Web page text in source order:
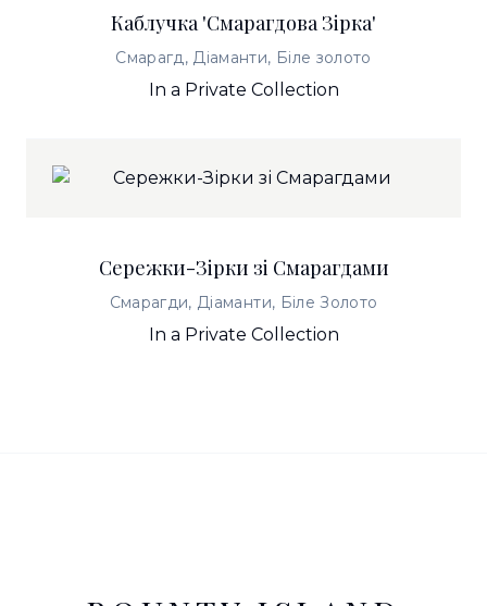
Каблучка 'Смарагдова Зірка'
Смарагд, Діаманти, Біле золото
In a Private Collection
Сережки-Зірки зі Смарагдами
Смарагди, Діаманти, Біле Золото
In a Private Collection